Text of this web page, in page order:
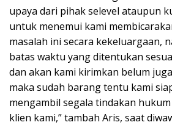
upaya dari pihak selevel ataupun
untuk menemui kami
masalah ini secara kekeluargaan,
batas waktu yang ditentukan
dan akan kami kirimkan belum
maka sudah barang tentu kami
mengambil segala tindakan
klien kami,” tambah Aris, saat